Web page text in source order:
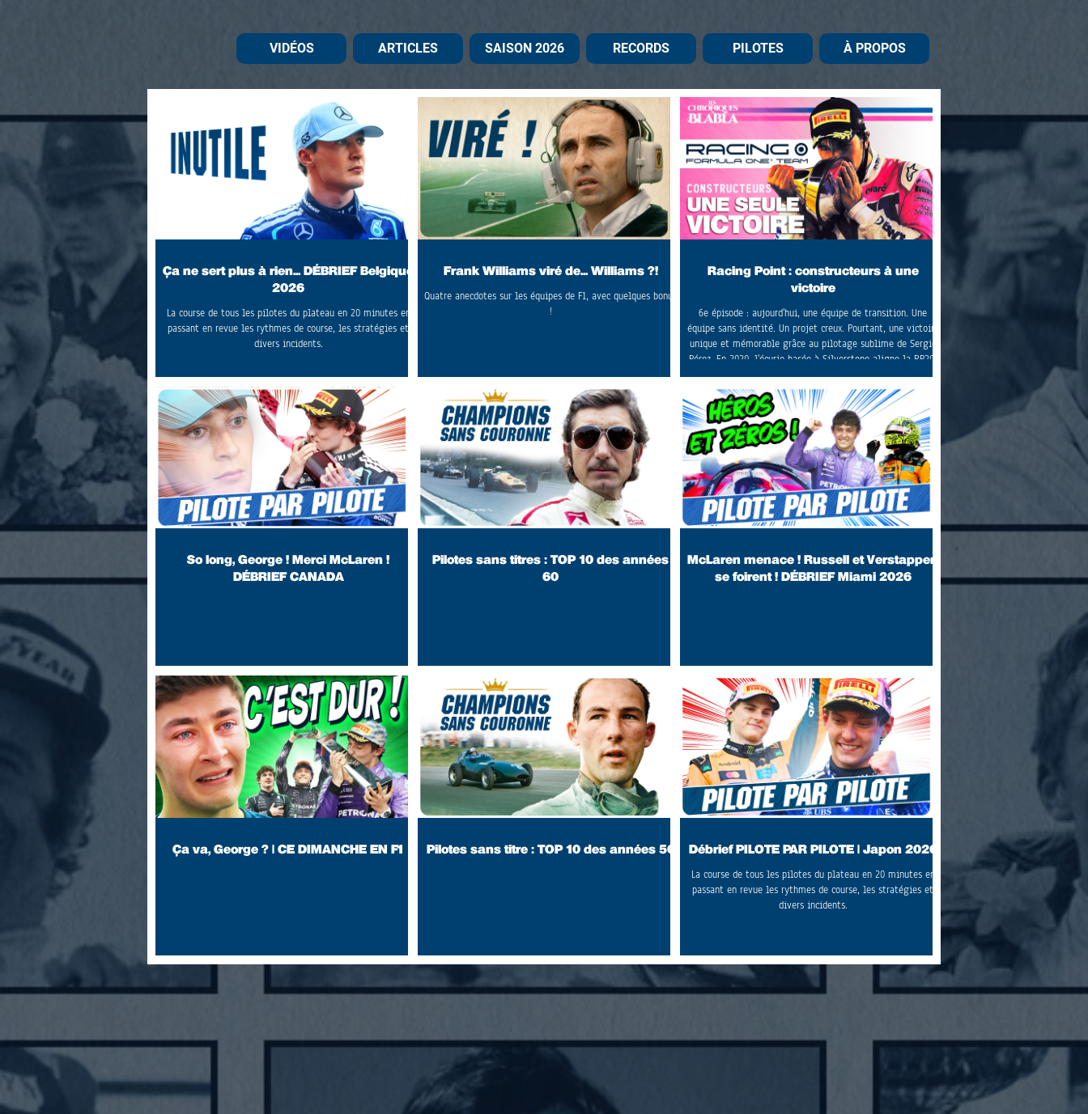
VIDÉOS ARTICLES SAISON 2026 RECORDS PILOTES À PROPOS
Ça ne sert plus à rien... DÉBRIEF Belgique
2026
La course de tous les pilotes du plateau en 20 minutes en
passant en revue les rythmes de course, les stratégies et
divers incidents.
Frank Williams viré de... Williams ?!
Quatre anecdotes sur les équipes de F1, avec quelques bonus
!
Racing Point : constructeurs à une
victoire
6e épisode : aujourd'hui, une équipe de transition. Une
équipe sans identité. Un projet creux. Pourtant, une victoire
unique et mémorable grâce au pilotage sublime de Sergio
Pérez. En 2020, l'écurie basée à Silverstone aligne la RP20,
une voiture fortement inspirée de la Mercedes championne
du monde de l'année précédente. Bien que compétitive et
installée dans le haut du peloton de milieu de grille,
l'équipe subit des coups du sort, des pénalités
réglementaires et des absence
So long, George ! Merci McLaren !
DÉBRIEF CANADA
Pilotes sans titres : TOP 10 des années
60
McLaren menace ! Russell et Verstappen
se foirent ! DÉBRIEF Miami 2026
Ça va, George ? | CE DIMANCHE EN F1 Pilotes sans titre : TOP 10 des années 50 Débrief PILOTE PAR PILOTE | Japon 2026
La course de tous les pilotes du plateau en 20 minutes en
passant en revue les rythmes de course, les stratégies et
divers incidents.